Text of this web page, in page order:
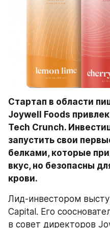
Стартап в области
Joywell Foods
Tech Crunch.
запустить свои
белками, которые
вкус, но безопасны
крови.
Лид-инвестором
Capital. Его
в совет директоров